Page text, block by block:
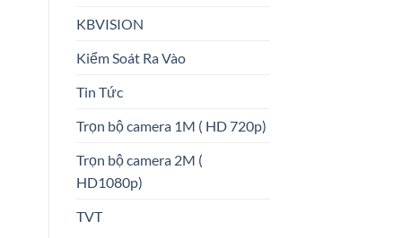
KBVISION
Kiểm Soát Ra Vào
Tin Tức
Trọn bộ camera 1M ( HD 720p)
Trọn bộ camera 2M (
HD1080p)
TVT